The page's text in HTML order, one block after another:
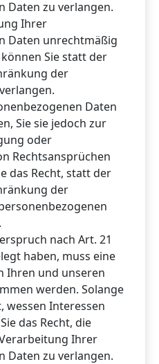
Daten zu verlangen.
Ihrer
Daten unrechtmäßig
Sie statt der
der
Daten
Sie sie jedoch zur
oder
Rechtsansprüchen
das Recht, statt der
der
nach Art. 21
haben, muss eine
Ihren und unseren
werden. Solange
wessen Interessen
das Recht, die
Ihrer
Daten zu verlangen.